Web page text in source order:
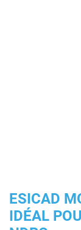
ESICAD
IDÉAL